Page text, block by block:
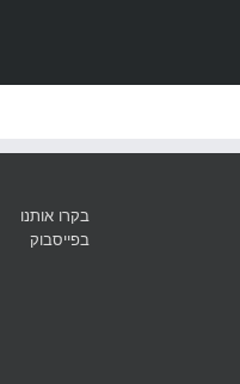
בקרו אותנו
בפייסבוק